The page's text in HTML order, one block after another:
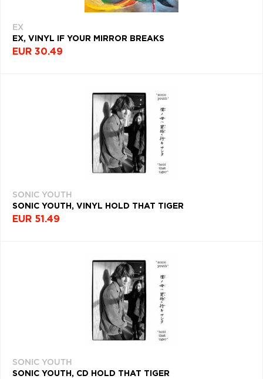
EX
EX, VINYL IF YOUR MIRROR BREAKS
EUR 30.49
SONIC YOUTH
SONIC YOUTH, VINYL HOLD THAT TIGER
EUR 51.49
SONIC YOUTH
SONIC YOUTH, CD HOLD THAT TIGER